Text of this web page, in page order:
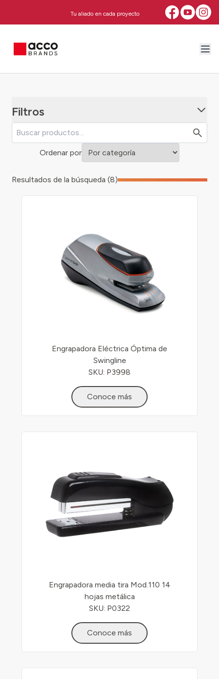
Tu aliado en cada proyecto
Filtros
Ordenar por
Resultados de la búsqueda (8)
Engrapadora Eléctrica Óptima de
Swingline
SKU: P3998
Conoce más
Engrapadora media tira Mod.110 14
hojas metálica
SKU: P0322
Conoce más